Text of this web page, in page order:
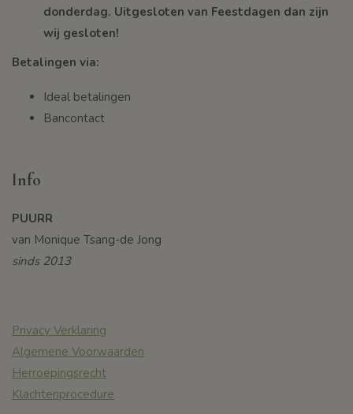
donderdag. Uitgesloten van Feestdagen dan zijn
wij gesloten!
Betalingen via:
Ideal betalingen
Bancontact
Info
PUURR
van Monique Tsang-de Jong
sinds 2013
Privacy Verklaring
Algemene Voorwaarden
Herroepingsrecht
Klachtenprocedure